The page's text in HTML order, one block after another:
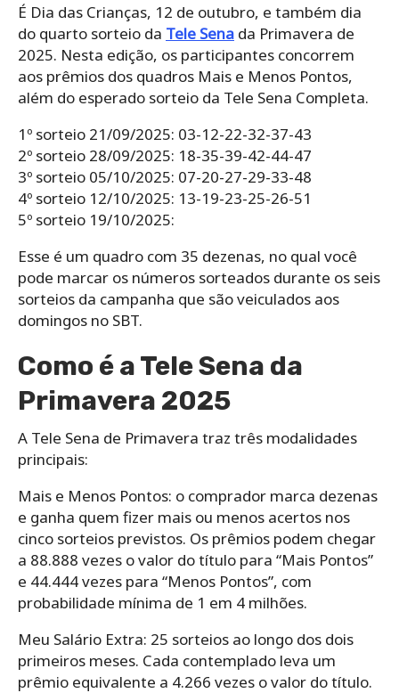
É Dia das Crianças, 12 de outubro, e também dia
do quarto sorteio da Tele Sena da Primavera de
2025. Nesta edição, os participantes concorrem
aos prêmios dos quadros Mais e Menos Pontos,
além do esperado sorteio da Tele Sena Completa.
1º sorteio 21/09/2025: 03-12-22-32-37-43
2º sorteio 28/09/2025: 18-35-39-42-44-47
3º sorteio 05/10/2025: 07-20-27-29-33-48
4º sorteio 12/10/2025: 13-19-23-25-26-51
5º sorteio 19/10/2025:
Esse é um quadro com 35 dezenas, no qual você
pode marcar os números sorteados durante os seis
sorteios da campanha que são veiculados aos
domingos no SBT.
Como é a Tele Sena da
Primavera 2025
A Tele Sena de Primavera traz três modalidades
principais:
Mais e Menos Pontos: o comprador marca dezenas
e ganha quem fizer mais ou menos acertos nos
cinco sorteios previstos. Os prêmios podem chegar
a 88.888 vezes o valor do título para “Mais Pontos”
e 44.444 vezes para “Menos Pontos”, com
probabilidade mínima de 1 em 4 milhões.
Meu Salário Extra: 25 sorteios ao longo dos dois
primeiros meses. Cada contemplado leva um
prêmio equivalente a 4.266 vezes o valor do título.